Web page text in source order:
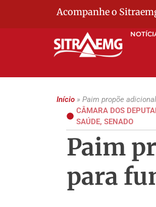
Acompanhe o
Início » Paim propõe
CÂMARA DOS
SAÚDE, SENADO
Paim
para